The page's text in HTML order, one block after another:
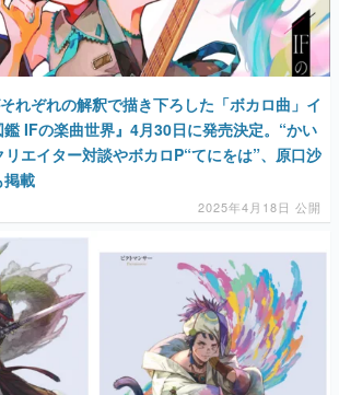
れぞれの解釈で描き下ろした「ボカロ曲」イ
IFの楽曲世界』4月30日に発売決定。“かい
リエイター対談やボカロP“てにをは”、原口沙
掲載
2025年4月18日 公開